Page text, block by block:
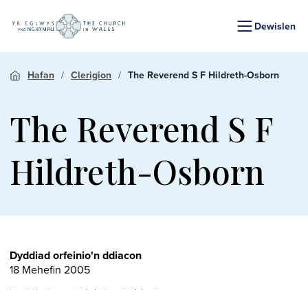
Dewislen
Hafan Clerigion The Reverend S F Hildreth-Osborn
The Reverend S F
Hildreth-Osborn
Dyddiad orfeinio'n ddiacon
18 Mehefin 2005